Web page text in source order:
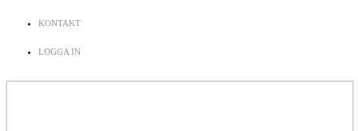
KONTAKT
LOGGA IN